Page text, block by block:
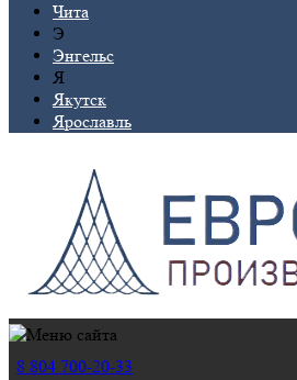
Чита
Э
Энгельс
Я
Якутск
Ярославль
8 804 700-20-33